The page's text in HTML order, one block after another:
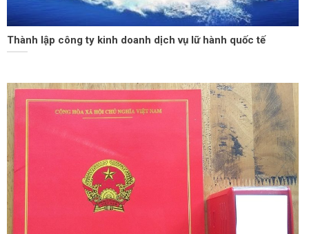
Thành lập công ty kinh doanh dịch vụ lữ hành quốc tế